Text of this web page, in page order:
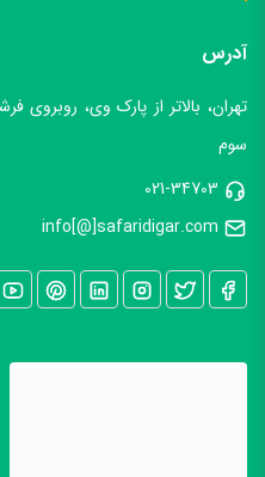
021-34703